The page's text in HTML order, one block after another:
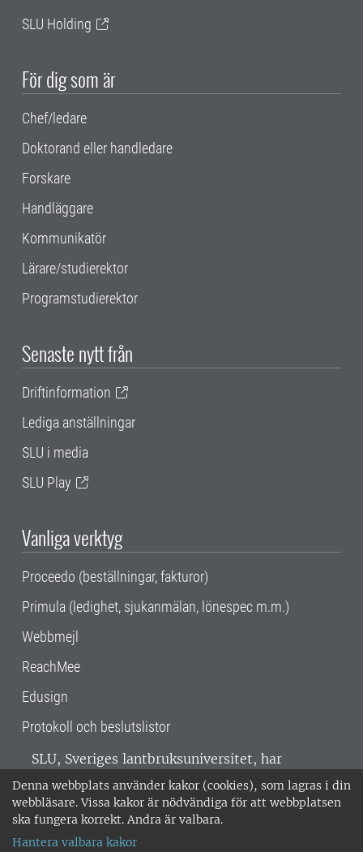
Denna webbplats använder kakor (cookies), som lagras i din
webbläsare. Vissa kakor är nödvändiga för att webbplatsen
ska fungera korrekt. Andra är valbara.
Hantera valbara kakor
SLU Holding
För dig som är
Chef/ledare
Doktorand eller handledare
Forskare
Handläggare
Kommunikatör
Lärare/studierektor
Programstudierektor
Senaste nytt från
Driftinformation
Lediga anställningar
SLU i media
SLU Play
Vanliga verktyg
Proceedo (beställningar, fakturor)
Primula (ledighet, sjukanmälan, lönespec m.m.)
Webbmejl
ReachMee
Edusign
Protokoll och beslutslistor
SLU, Sveriges lantbruksuniversitet, har
verksamhet över hela Sverige. Huvudorter är
Alnarp, Uppsala och Umeå.SLU är
miljöcertifierat enligt ISO 14001. •
018-67 10 00 • Org nr: 202100-2817 •